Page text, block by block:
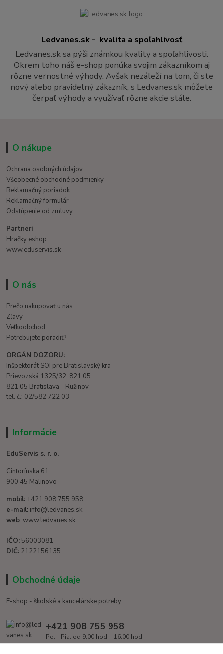
Ledvanes.sk - kvalita a spoľahlivosť
Ledvanes.sk sa pýši známkou kvality a spoľahlivosti.
Okrem toho náš e-shop ponúka svojim zákazníkom aj
rôzne vernostné výhody. Avšak nezáleží na tom, či ste
nový alebo pravidelný zákazník, s Ledvanes.sk môžete
čerpať výhody a využívať rôzne akcie stále.
O nákupe
Ochrana osobných údajov
Všeobecné obchodné podmienky
Reklamačný poriadok
Reklamačný formulár
Odstúpenie od zmluvy
Partneri
Hračky eshop
www.eduservis.sk
O nás
Prečo nakupovať u nás
Zľavy
Veľkoobchod
Potrebujete poradiť?
ORGÁN DOZORU:
Inšpektorát SOI pre Bratislavský kraj
Prievozská 1325/32, 821 05
821 05 Bratislava - Ružinov
tel. č.: 02/582 722 03
Informácie
EduServis s. r. o.
Cintorínska 61
900 45 Malinovo
mobil: +421 908 755 958
e-mail: info@ledvanes.sk
web: www.ledvanes.sk
IČO: 56003081
DIČ: 2122156135
Obchodné údaje
E-shop - školské a kancelárske potreby
+421 908 755 958
Po. - Pia. od 9:00 hod. - 16:00 hod.